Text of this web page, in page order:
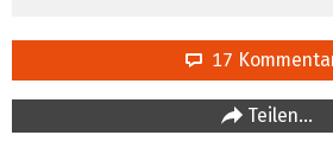
17
Teilen…